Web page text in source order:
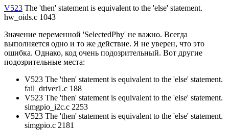
V523 The 'then' statement is equivalent to the 'else' statement.
hw_oids.c 1043
Значение переменной 'SelectedPhy' не важно. Всегда
выполняется одно и то же действие. Я не уверен, что это
ошибка. Однако, код очень подозрительный. Вот другие
подозрительные места:
V523 The 'then' statement is equivalent to the 'else' statement.
fail_driver1.c 188
V523 The 'then' statement is equivalent to the 'else' statement.
simgpio_i2c.c 2253
V523 The 'then' statement is equivalent to the 'else' statement.
simgpio.c 2181